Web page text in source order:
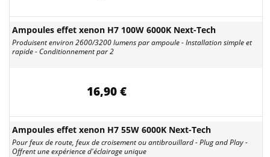
Ampoules effet xenon H7 100W 6000K Next-Tech
Produisent environ 2600/3200 lumens par ampoule - Installation simple et
rapide - Conditionnement par 2
16,90 €
Ampoules effet xenon H7 55W 6000K Next-Tech
Pour feux de route, feux de croisement ou antibrouillard - Plug and Play -
Offrent une expérience d'éclairage unique